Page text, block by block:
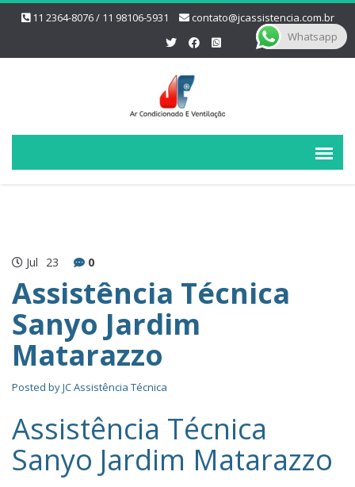
11 2364-8076 / 11 98106-5931 contato@jcassistencia.com.br
Jul 23 0
Assistência Técnica
Sanyo Jardim
Matarazzo
Posted byJC Assistência Técnica
Assistência Técnica
Sanyo Jardim Matarazzo
Whatsapp